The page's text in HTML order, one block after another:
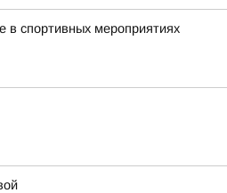
в спортивных мероприятиях